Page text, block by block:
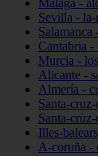
Málaga -
Sevilla - la-
Salamanca
Cantabria -
Murcia -
Alicante -
Almería -
Santa-
Santa-
Illes-
A-coruña -